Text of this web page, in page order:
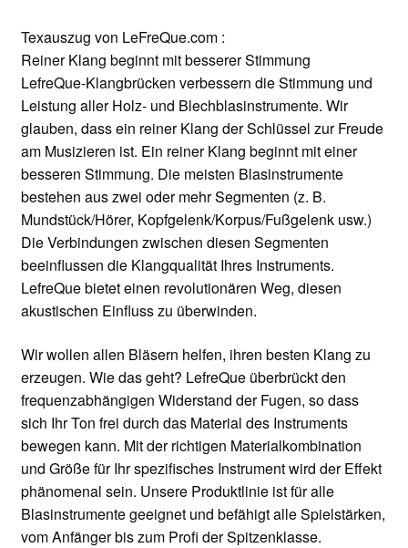
Texauszug von LeFreQue.com :
Reiner Klang beginnt mit besserer Stimmung
LefreQue-Klangbrücken verbessern die Stimmung und
Leistung aller Holz- und Blechblasinstrumente. Wir
glauben, dass ein reiner Klang der Schlüssel zur Freude
am Musizieren ist. Ein reiner Klang beginnt mit einer
besseren Stimmung. Die meisten Blasinstrumente
bestehen aus zwei oder mehr Segmenten (z. B.
Mundstück/Hörer, Kopfgelenk/Korpus/Fußgelenk usw.)
Die Verbindungen zwischen diesen Segmenten
beeinflussen die Klangqualität Ihres Instruments.
LefreQue bietet einen revolutionären Weg, diesen
akustischen Einfluss zu überwinden.
Wir wollen allen Bläsern helfen, ihren besten Klang zu
erzeugen. Wie das geht? LefreQue überbrückt den
frequenzabhängigen Widerstand der Fugen, so dass
sich Ihr Ton frei durch das Material des Instruments
bewegen kann. Mit der richtigen Materialkombination
und Größe für Ihr spezifisches Instrument wird der Effekt
phänomenal sein. Unsere Produktlinie ist für alle
Blasinstrumente geeignet und befähigt alle Spielstärken,
vom Anfänger bis zum Profi der Spitzenklasse.